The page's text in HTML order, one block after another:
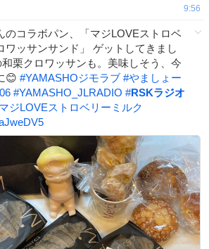
9:56
のコラボパン、「マジLOVEストロベ
ワッサンサンド」 ゲットしてきまし
栗クロワッサンも。美味しそう、今
😊 #YAMASHOジモラブ #やましょー
#YAMASHO_JLRADIO #RSKラジオ
ジLOVEストロベリーミルク